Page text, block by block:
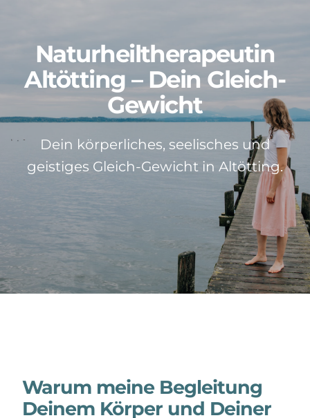
Neuigkeiten
Kontakt
Über mich
Naturheiltherapeutin
Altötting – Dein Gleich-
Gewicht
Dein körperliches, seelisches und
geistiges Gleich-Gewicht in Altötting.
Warum meine Begleitung
Deinem Körper und Deiner